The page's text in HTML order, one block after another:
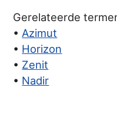
Gerelateerde
• Azimut
• Horizon
• Zenit
• Nadir